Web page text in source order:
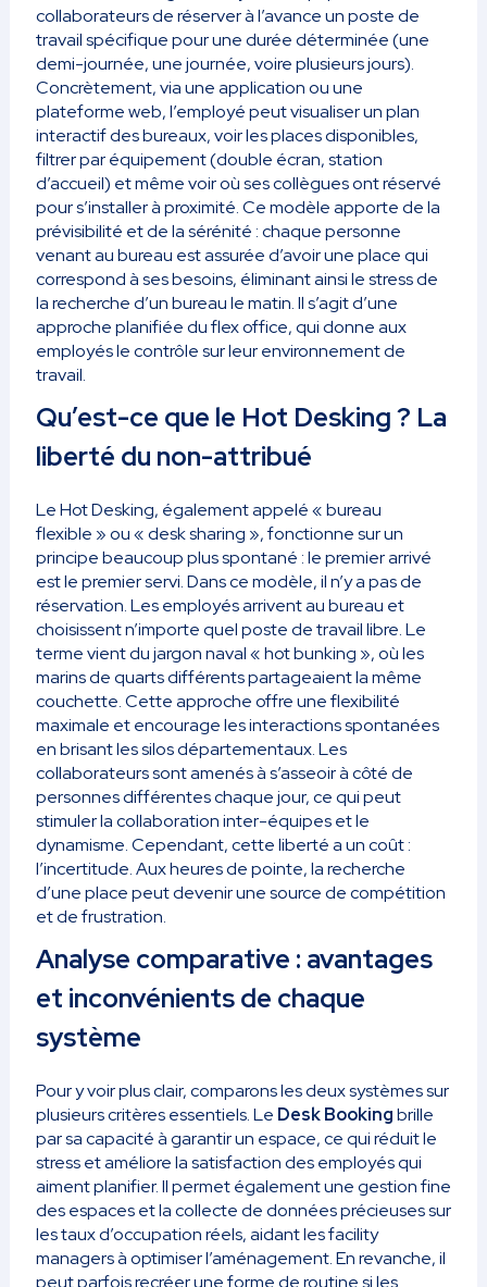
collaborateurs de réserver à l’avance un poste de
travail spécifique pour une durée déterminée (une
demi-journée, une journée, voire plusieurs jours).
Concrètement, via une application ou une
plateforme web, l’employé peut visualiser un plan
interactif des bureaux, voir les places disponibles,
filtrer par équipement (double écran, station
d’accueil) et même voir où ses collègues ont réservé
pour s’installer à proximité. Ce modèle apporte de la
prévisibilité et de la sérénité : chaque personne
venant au bureau est assurée d’avoir une place qui
correspond à ses besoins, éliminant ainsi le stress de
la recherche d’un bureau le matin. Il s’agit d’une
approche planifiée du flex office, qui donne aux
employés le contrôle sur leur environnement de
travail.
Qu’est-ce que le Hot Desking ? La
liberté du non-attribué
Le Hot Desking, également appelé « bureau
flexible » ou « desk sharing », fonctionne sur un
principe beaucoup plus spontané : le premier arrivé
est le premier servi. Dans ce modèle, il n’y a pas de
réservation. Les employés arrivent au bureau et
choisissent n’importe quel poste de travail libre. Le
terme vient du jargon naval « hot bunking », où les
marins de quarts différents partageaient la même
couchette. Cette approche offre une flexibilité
maximale et encourage les interactions spontanées
en brisant les silos départementaux. Les
collaborateurs sont amenés à s’asseoir à côté de
personnes différentes chaque jour, ce qui peut
stimuler la collaboration inter-équipes et le
dynamisme. Cependant, cette liberté a un coût :
l’incertitude. Aux heures de pointe, la recherche
d’une place peut devenir une source de compétition
et de frustration.
Analyse comparative : avantages
et inconvénients de chaque
système
Pour y voir plus clair, comparons les deux systèmes sur
plusieurs critères essentiels. Le Desk Bookingbrille
par sa capacité à garantir un espace, ce qui réduit le
stress et améliore la satisfaction des employés qui
aiment planifier. Il permet également une gestion fine
des espaces et la collecte de données précieuses sur
les taux d’occupation réels, aidant les facility
managers à optimiser l’aménagement. En revanche, il